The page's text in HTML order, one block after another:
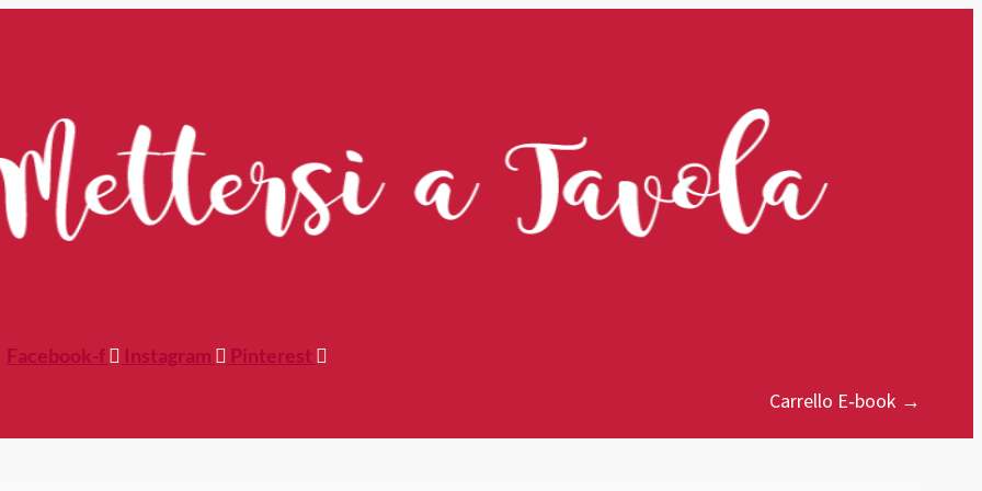
Facebook-f Instagram Pinterest
Carrello E‑book →